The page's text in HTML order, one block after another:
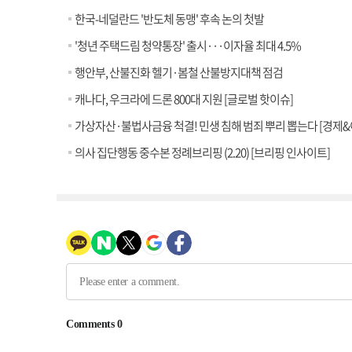
한국-네덜란드 '반도체 동맹' 후속 논의 첫발
'청년 주택드림 청약통장' 출시···이자율 최대 4.5%
행안부, 산불진화 헬기·봄철 산불방지대책 점검
캐나다, 우크라에 드론 800대 지원 [글로벌 핫이슈]
가상자산·불법사금융 척결! 민생 침해 범죄 뿌리 뽑는다 [경제
의사 집단행동 중수본 정례브리핑 (2.20) [브리핑 인사이트]